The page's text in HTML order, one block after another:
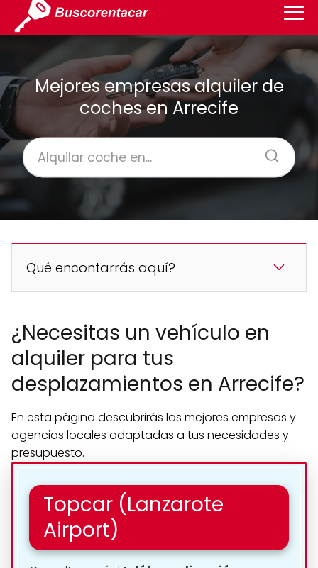
Mejores empresas alquiler de
coches en Arrecife
Qué encontarrás aquí?
¿Necesitas un vehículo en
alquiler para tus
desplazamientos en Arrecife?
En esta página descubrirás las mejores empresas y
agencias locales adaptadas a tus necesidades y
presupuesto.
Topcar (Lanzarote
Airport)